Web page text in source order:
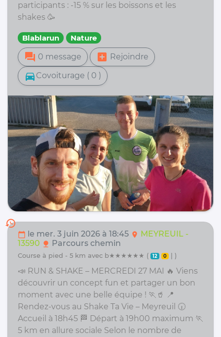
participants : -15 % sur les boissons et les
shakes 🥳
Blablarun Nature
forum 0 message add_box Rejoindre
directions_car Covoiturage ( 0 )
history
calendar_today le mer. 3 juin 2026 à 18:45 location_on MEYREUIL -
13590 nature Parcours chemin
course à pied - 5 km avec b★★★★★★ ( 12 0 | )
📣 RUN & SHAKE – MERCREDI 27 MAI 🔥 Viens
découvrir un concept fun et partager un bon
moment avec une belle équipe ! 🏃🥤 📍
Rendez-vous au Shake Ta Vie – Meyreuil 🕡
Accueil à 18h45 🏁 Départ à 19h00 maximum 🏃
5 km en allure sociale Selon le nombre de